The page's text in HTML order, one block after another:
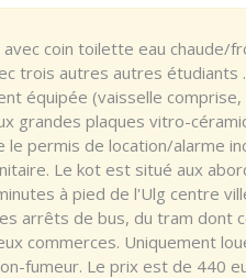
coin toilette eau chaude/
trois autres autres étudiants
équipée (vaisselle
grandes plaques vitro-
permis de location/alarme
Le kot est situé aux
à pied de l'Ulg centre
arrêts de bus, du tram dont
commerces. Uniquement
fumeur. Le prix est de 440